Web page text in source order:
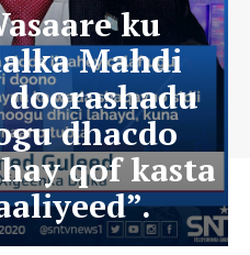
ku
Mahdi
doorashadu
dhacdo
qof kasta